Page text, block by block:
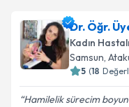
Op. Dr. Sami
oluşturun. Size bu
takvim
Dr. Öğr.
Kadın
Samsun,
5 (18
Hamilelik sürecim